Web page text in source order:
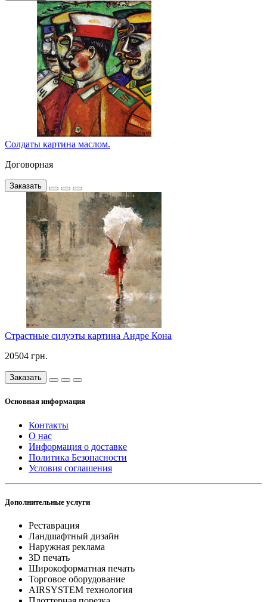
Солдаты картина маслом.
Договорная
Заказать
Страстные силуэты картина Андре Кона
20504 грн.
Заказать
Основная информация
Контакты
О нас
Информация о доставке
Политика Безопасности
Условия соглашения
Дополнительные услуги
Реставрация
Ландшафтный дизайн
Наружная реклама
3D печать
Широкоформатная печать
Торговое оборудование
AIRSYSTEM технология